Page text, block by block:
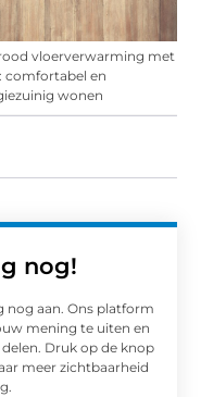
vloerverwarming met
comfortabel en
wonen
nog!
nog aan. Ons platform
mening te uiten en
Druk op de knop
meer zichtbaarheid